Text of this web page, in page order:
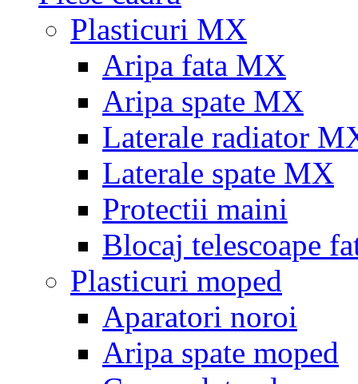
Plasticuri MX
Aripa fata MX
Aripa spate MX
Laterale radiator
Laterale spate MX
Protectii maini
Blocaj telescoape
Plasticuri moped
Aparatori noroi
Aripa spate moped